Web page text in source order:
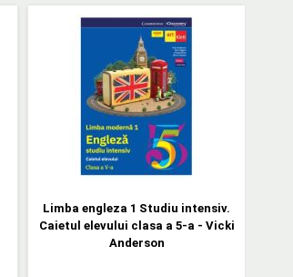
Limba engleza 1 Studiu intensiv.
Caietul elevului clasa a 5-a - Vicki
Anderson